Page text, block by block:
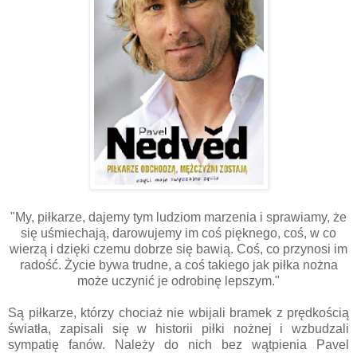
"My, piłkarze, dajemy tym ludziom marzenia i sprawiamy, że
się uśmiechają, darowujemy im coś pięknego, coś, w co
wierzą i dzięki czemu dobrze się bawią. Coś, co przynosi im
radość. Życie bywa trudne, a coś takiego jak piłka nożna
może uczynić je odrobinę lepszym."
Są piłkarze, którzy chociaż nie wbijali bramek z prędkością
światła, zapisali się w historii piłki nożnej i wzbudzali
sympatię fanów. Należy do nich bez wątpienia Pavel